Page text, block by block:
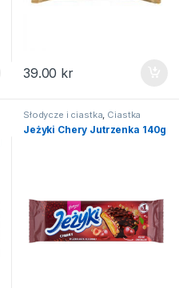
39.00 kr
Słodycze i ciastka, Ciastka
Jeżyki Chery Jutrzenka 140g